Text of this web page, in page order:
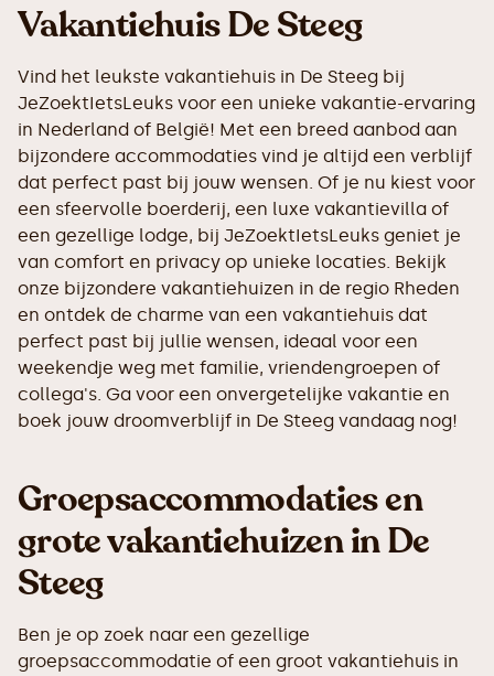
Vakantiehuis De Steeg
Vind het leukste vakantiehuis in De Steeg bij
JeZoektIetsLeuks voor een unieke vakantie-ervaring
in Nederland of België! Met een breed aanbod aan
bijzondere accommodaties vind je altijd een verblijf
dat perfect past bij jouw wensen. Of je nu kiest voor
een sfeervolle boerderij, een luxe vakantievilla of
een gezellige lodge, bij JeZoektIetsLeuks geniet je
van comfort en privacy op unieke locaties. Bekijk
onze bijzondere vakantiehuizen in de regio Rheden
en ontdek de charme van een vakantiehuis dat
perfect past bij jullie wensen, ideaal voor een
weekendje weg met familie, vriendengroepen of
collega's. Ga voor een onvergetelijke vakantie en
boek jouw droomverblijf in De Steeg vandaag nog!
Groepsaccommodaties en
grote vakantiehuizen in De
Steeg
Ben je op zoek naar een gezellige
groepsaccommodatie of een groot vakantiehuis in